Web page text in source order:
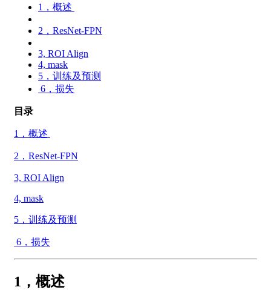
1，概述
2，ResNet-FPN
3, ROI Align
4, mask
5，训练及预测
6，损失
目录
1，概述
2，ResNet-FPN
3, ROI Align
4, mask
5，训练及预测
6，损失
1，概述